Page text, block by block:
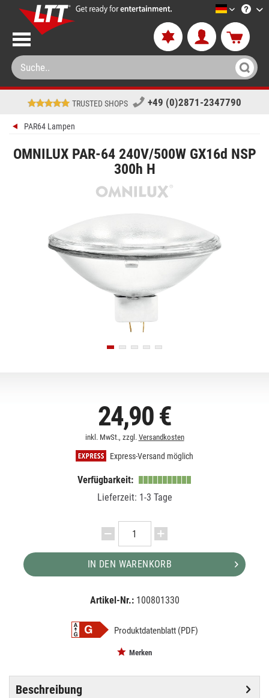
LTT-
TRUSTED SHOPS +49 (0)2871-2347790
PAR64 Lampen
OMNILUX PAR-64 240V/500W GX16d NSP
300h H
24,90 €
inkl. MwSt., zzgl. Versandkosten
Express-Versand möglich
Verfügbarkeit:
Lieferzeit: 1-3 Tage
IN DEN WARENKORB
Artikel-Nr.: 100801330
Produktdatenblatt (PDF)
Merken
Beschreibung